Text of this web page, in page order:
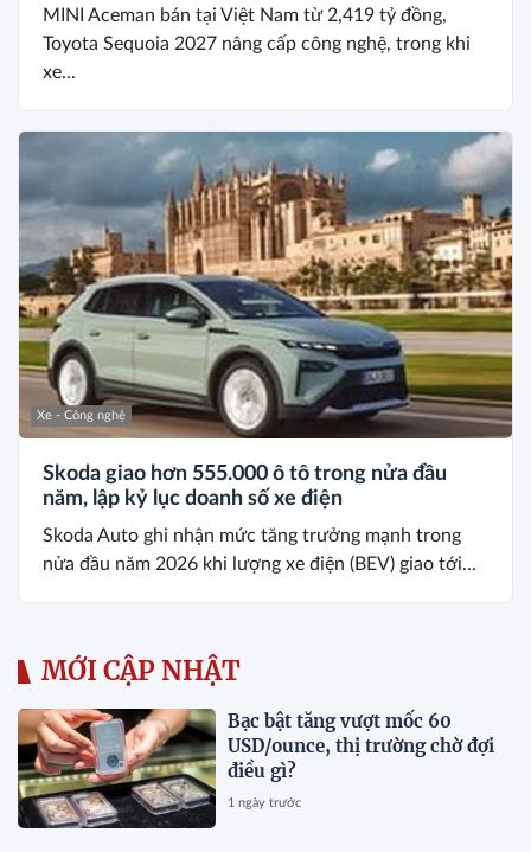
MINI Aceman bán tại Việt Nam từ 2,419 tỷ đồng,
Toyota Sequoia 2027 nâng cấp công nghệ, trong khi
xe...
Xe - Công nghệ
Skoda giao hơn 555.000 ô tô trong nửa đầu
năm, lập kỷ lục doanh số xe điện
Skoda Auto ghi nhận mức tăng trưởng mạnh trong
nửa đầu năm 2026 khi lượng xe điện (BEV) giao tới...
MỚI CẬP NHẬT
Bạc bật tăng vượt mốc 60
USD/ounce, thị trường chờ đợi
điều gì?
1 ngày trước